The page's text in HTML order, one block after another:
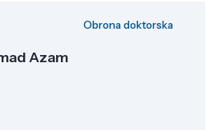
Obrona doktorska
Azam